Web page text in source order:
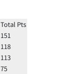
Total Pts
151
118
113
75